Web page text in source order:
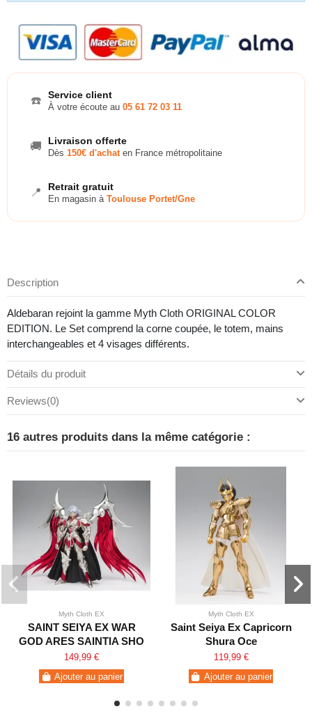
☎️ Service client
À votre écoute au 05 61 72 03 11
🚚 Livraison offerte
Dès 150€ d'achaten France métropolitaine
📍 Retrait gratuit
En magasin à Toulouse Portet/Gne
Description
Aldebaran rejoint la gamme Myth Cloth ORIGINAL COLOR
EDITION. Le Set comprend la corne coupée, le totem, mains
interchangeables et 4 visages différents.
Détails du produit
Reviews(0)
16 autres produits dans la même catégorie :
Myth Cloth EX
SAINT SEIYA EX WAR
GOD ARES SAINTIA SHO
149,99 €
Ajouter au panier
Myth Cloth EX
Saint Seiya Ex Capricorn
Shura Oce
119,99 €
Ajouter au panier